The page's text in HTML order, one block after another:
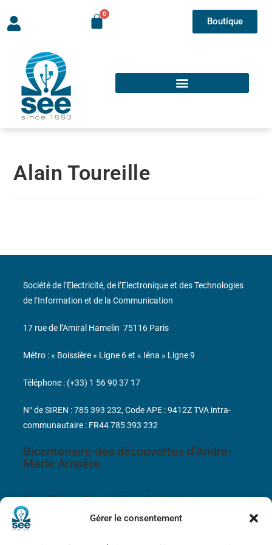
Gérer le consentement
Boutique
Alain Toureille
Bicentenaire des découvertes d’André-
Marie Ampère
Conditions Générales de Vente
Société de l’Electricité, de l’Electronique et des Technologies
de l’Information et de la Communication
17 rue de l’Amiral Hamelin 75116 Paris
Métro : « Boissière » Ligne 6 et « Iéna » Ligne 9
Téléphone : (+33) 1 56 90 37 17
N° de SIREN : 785 393 232, Code APE : 9412Z TVA intra-
communautaire : FR44 785 393 232